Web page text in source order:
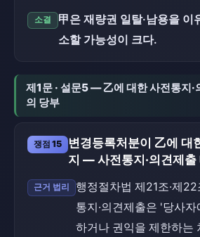
소결
甲은 재량권 일탈·남용을 이
소할 가능성이 크다.
제1문 · 설문5 — 乙에 대한 사전통지·
의 당부
쟁점 15
변경등록처분이 乙에 대
지 — 사전통지·의견제출
근거 법리
행정절차법 제21조·제
통지·의견제출은 '당사
하거나 권익을 제한하는